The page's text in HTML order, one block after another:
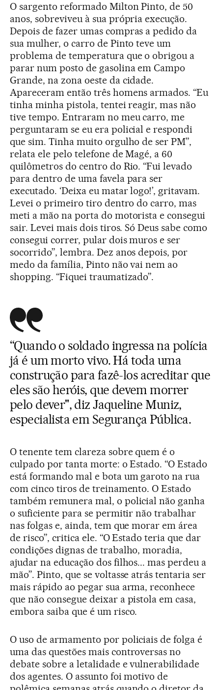
O sargento reformado Milton Pinto, de 50
anos, sobreviveu à sua própria execução.
Depois de fazer umas compras a pedido da
sua mulher, o carro de Pinto teve um
problema de temperatura que o obrigou a
parar num posto de gasolina em Campo
Grande, na zona oeste da cidade.
Apareceram então três homens armados. “Eu
tinha minha pistola, tentei reagir, mas não
tive tempo. Entraram no meu carro, me
perguntaram se eu era policial e respondi
que sim. Tinha muito orgulho de ser PM”,
relata ele pelo telefone de Magé, a 60
quilômetros do centro do Rio. “Fui levado
para dentro de uma favela para ser
executado. ‘Deixa eu matar logo!’, gritavam.
Levei o primeiro tiro dentro do carro, mas
meti a mão na porta do motorista e consegui
sair. Levei mais dois tiros. Só Deus sabe como
consegui correr, pular dois muros e ser
socorrido”, lembra. Dez anos depois, por
medo da família, Pinto não vai nem ao
shopping. “Fiquei traumatizado”.
“Quando o soldado ingressa na polícia
já é um morto vivo. Há toda uma
construção para fazê-los acreditar que
eles são heróis, que devem morrer
pelo dever", diz Jaqueline Muniz,
especialista em Segurança Pública.
O tenente tem clareza sobre quem é o
culpado por tanta morte: o Estado. “O Estado
está formando mal e bota um garoto na rua
com cinco tiros de treinamento. O Estado
também remunera mal, o policial não ganha
o suficiente para se permitir não trabalhar
nas folgas e, ainda, tem que morar em área
de risco”, critica ele. “O Estado teria que dar
condições dignas de trabalho, moradia,
ajudar na educação dos filhos... mas perdeu a
mão”. Pinto, que se voltasse atrás tentaria ser
mais rápido ao pegar sua arma, reconhece
que não consegue deixar a pistola em casa,
embora saiba que é um risco.
O uso de armamento por policiais de folga é
uma das questões mais controversas no
debate sobre a letalidade e vulnerabilidade
dos agentes. O assunto foi motivo de